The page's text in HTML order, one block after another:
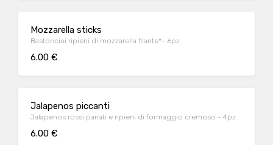
Mozzarella sticks
Bastoncini ripieni di mozzarella filante*- 6pz
6.00 €
Jalapenos piccanti
Jalapenos rossi panati e ripieni di formaggio cremoso - 4pz
6.00 €